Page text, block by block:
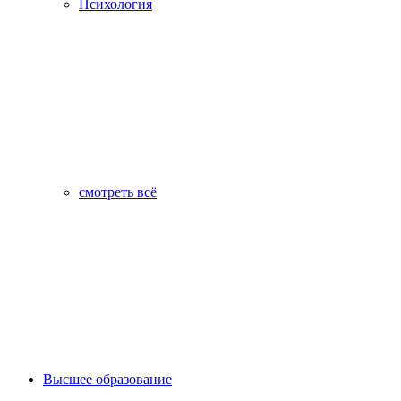
Психология
смотреть всё
Высшее образование